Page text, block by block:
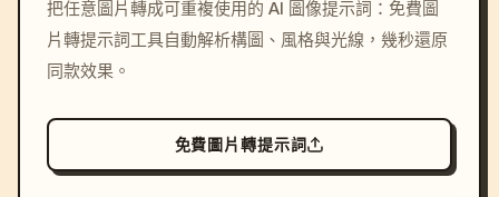
c, cyberpunk sunset, neon
colors, 8k --v 6.0
把任意圖片轉成可重複使用的 AI 圖像提示詞：免費圖
片轉提示詞工具自動解析構圖、風格與光線，幾秒還原
同款效果。
免費圖片轉提示詞